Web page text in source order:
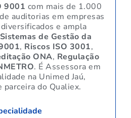
9001 com mais de 1.000
auditorias em empresas
e ampla
Sistemas de Gestão da
, Riscos ISO 3001,
ONA, Regulação
. É Assessora em
na Unimed Jaú,
parceira do Qualiex.